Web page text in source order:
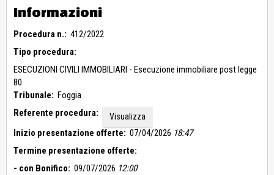
Informazioni
Procedura n.: 412/2022
Tipo procedura:
ESECUZIONI CIVILI IMMOBILIARI - Esecuzione immobiliare post legge
80
Tribunale: Foggia
Referente procedura:
Visualizza
Inizio presentazione offerte: 07/04/2026 18:47
Termine presentazione offerte:
- con Bonifico: 09/07/2026 12:00